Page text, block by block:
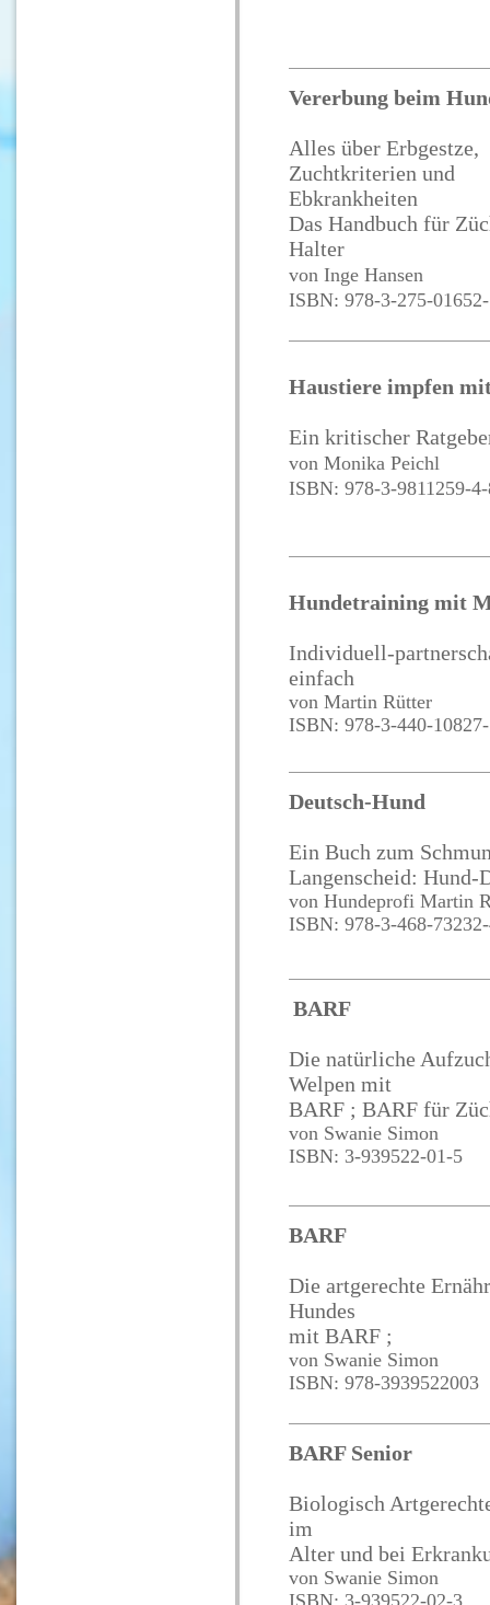
Vererbung beim
Alles über Erbgestze,
Zuchtkriterien und
Ebkrankheiten
Das Handbuch für
Halter
von Inge Hansen
ISBN: 978-3-275-
Haustiere impfen
Ein kritischer
von Monika Peichl
ISBN: 978-3-9811259-
Hundetraining mit
Individuell-
einfach
von Martin Rütter
ISBN: 978-3-440-
Deutsch-Hund
Ein Buch zum
Langenscheid: Hund-
von Hundeprofi Martin
ISBN: 978-3-468-
BARF
Die natürliche
Welpen mit
BARF ; BARF für
von Swanie Simon
ISBN: 3-939522-01-5
BARF
Die artgerechte
Hundes
mit BARF ;
von Swanie Simon
ISBN: 978-3939522003
BARF Senior
Biologisch
im
Alter und bei
von Swanie Simon
ISBN: 3-939522-02-3